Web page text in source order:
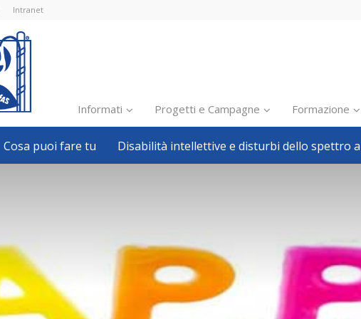
Intranet
Informati
Inclusione scolastica
Inclusione lavorativa
Formazione
Welfare locale
Progetti e Campagne Formazione
Cosa puoi fare tu Disabilità intellettive e disturbi dello spettro